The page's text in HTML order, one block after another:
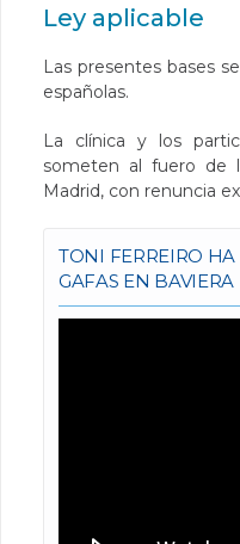
Ley aplicable
Las presentes bases
españolas.
La clínica y los
someten al fuero de
Madrid, con renuncia
TONI FERREIRO
GAFAS EN BAVIERA